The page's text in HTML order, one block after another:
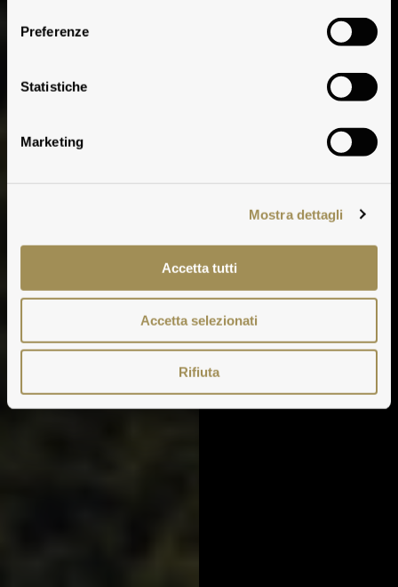
Preferenze
Statistiche
Marketing
Mostra dettagli
Accetta tutti
Accetta selezionati
Rifiuta
Tenuta Guado al Tasso